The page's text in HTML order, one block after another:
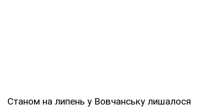
Станом на липень у Вовчанську лишалося